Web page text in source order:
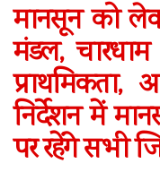
मानसून को
मंडल, चारधाम
निर्देशन में
पर रहेंगे सभी